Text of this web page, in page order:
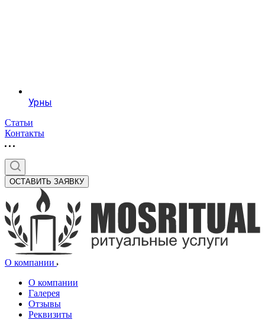
Урны
Статьи
Контакты
ОСТАВИТЬ ЗАЯВКУ
О компании
О компании
Галерея
Отзывы
Реквизиты